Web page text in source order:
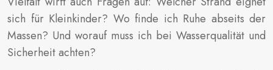
sich für Kleinkinder? Wo finde ich Ruhe abseits der
Massen? Und worauf muss ich bei Wasserqualität und
Sicherheit achten?